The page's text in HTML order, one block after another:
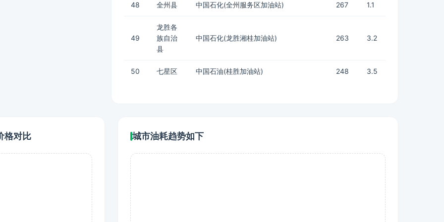
48 全州县 中国石化(全州服务区加油站) 267 1.1
49
龙胜各
族自治
县
中国石化(龙胜湘桂加油站) 263 3.2
50 七星区 中国石油(桂胜加油站) 248 3.5
格对比 城市油耗趋势如下